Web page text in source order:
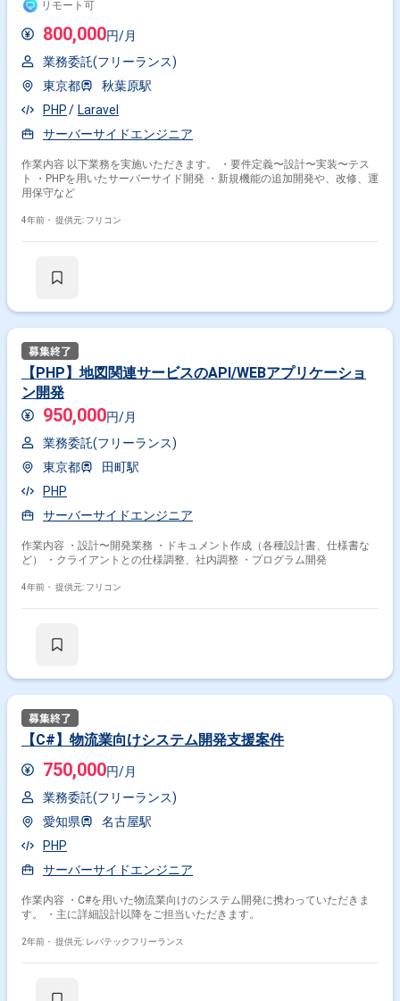
リモート可
800,000円/月
業務委託(フリーランス)
東京都
秋葉原駅
PHP
Laravel
サーバーサイドエンジニア
作業内容 以下業務を実施いただきます。 ・要件定義〜設計〜実装〜テス
ト ・PHPを用いたサーバーサイド開発 ・新規機能の追加開発や、改修、運
用保守など
4年前・ 提供元: フリコン
【PHP】地図関連サービスのAPI/WEBアプリケーショ
ン開発
950,000円/月
業務委託(フリーランス)
東京都
田町駅
PHP
サーバーサイドエンジニア
作業内容 ・設計〜開発業務 ・ドキュメント作成（各種設計書、仕様書な
ど） ・クライアントとの仕様調整、社内調整 ・プログラム開発
4年前・ 提供元: フリコン
【C#】物流業向けシステム開発支援案件
750,000円/月
業務委託(フリーランス)
愛知県
名古屋駅
PHP
サーバーサイドエンジニア
作業内容 ・C#を用いた物流業向けのシステム開発に携わっていただきま
す。 ・主に詳細設計以降をご担当いただきます。
2年前・ 提供元: レバテックフリーランス